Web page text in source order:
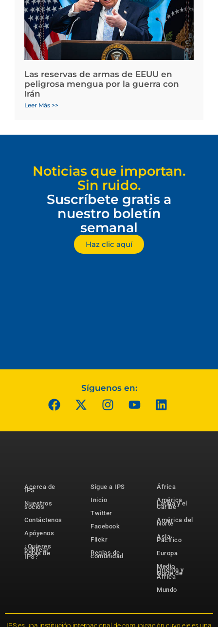
Las reservas de armas de EEUU en
peligrosa mengua por la guerra con
Irán
Leer Más >>
Noticias que importan.
Sin ruido.
Suscríbete gratis a
nuestro boletín
semanal
Haz clic aquí
Síguenos en:
Acerca de
IPS
Nuestros
socios
Contáctenos
Apóyenos
¿Quieres
publicar
notas de
IPS?
Sigue a IPS
Inicio
Twitter
Facebook
Flickr
Reglas de
comunidad
África
América
Latina y el
Caribe
América del
Norte
Asia-
Pacífico
Europa
Medio
Oriente y
Norte de
África
Mundo